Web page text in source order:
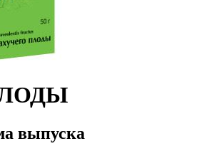
выпуска